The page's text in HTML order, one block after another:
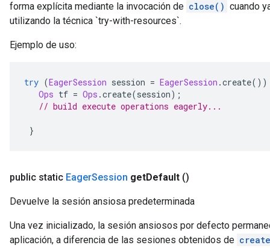
forma explícita mediante la invocación de close() cuando
utilizando la técnica `try-with-resources`.
Ejemplo de uso:
try (EagerSession session = EagerSession .create())
Ops tf = Ops .create(session);
// build execute operations eagerly...
}
public static EagerSession getDefault ()
Devuelve la sesión ansiosa predeterminada
Una vez inicializado, la sesión ansiosos por defecto
aplicación, a diferencia de las sesiones obtenidos de